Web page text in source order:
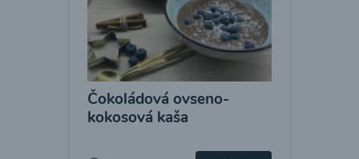
Čokoládová ovseno-
kokosová kaša